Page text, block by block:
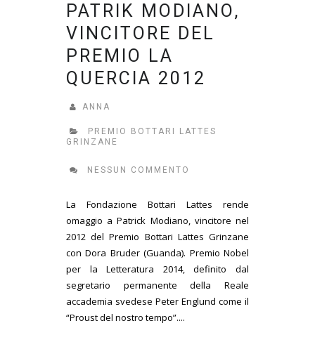
PATRIK MODIANO,
VINCITORE DEL
PREMIO LA
QUERCIA 2012
ANNA
PREMIO BOTTARI LATTES
GRINZANE
NESSUN COMMENTO
La Fondazione Bottari Lattes rende
omaggio a Patrick Modiano, vincitore nel
2012 del Premio Bottari Lattes Grinzane
con Dora Bruder (Guanda). Premio Nobel
per la Letteratura 2014, definito dal
segretario permanente della Reale
accademia svedese Peter Englund come il
“Proust del nostro tempo”....